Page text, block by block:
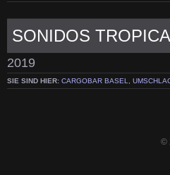
SONIDOS
2019
SIE SIND HIER: CARGOBAR BASEL,
©